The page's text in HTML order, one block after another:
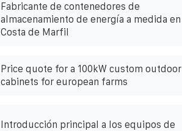
Fabricante de contenedores de
almacenamiento de energía a medida en
Costa de Marfil
Price quote for a 100kW custom outdoor
cabinets for european farms
Introducción principal a los equipos de